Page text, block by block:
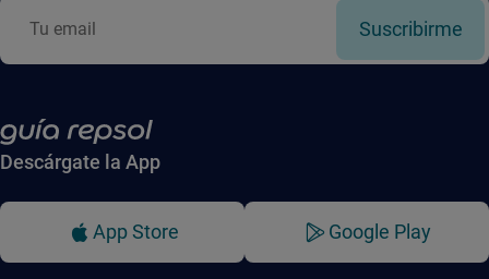
Suscribirme
Descárgate la App
App Store Google Play